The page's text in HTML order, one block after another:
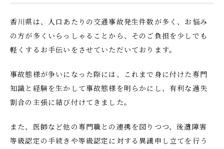
香川県は、人口あたりの交通事故発生件数が多く、お悩み
の方が多くいらっしゃることから、そのご負担を少しでも
軽くするお手伝いをさせていただいております。
事故態様が争いになった際には、これまで身に付けた専門
知識と経験を生かして事故態様を明らかにし、有利な過失
割合の主張に結び付けてきました。
また、医師など他の専門職との連携を図りつつ、後遺障害
等級認定の手続きや等級認定に対する異議申し立てを行う